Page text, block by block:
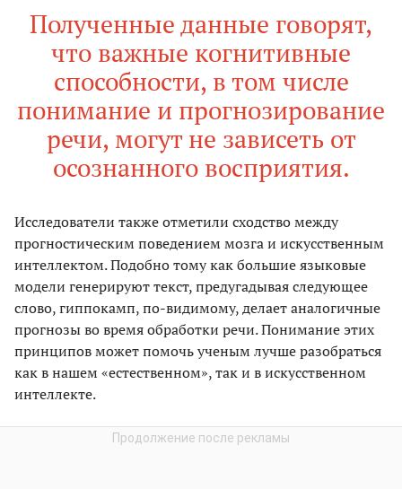
Полученные данные говорят,
что важные когнитивные
способности, в том числе
понимание и прогнозирование
речи, могут не зависеть от
осознанного восприятия.
Исследователи также отметили сходство между
прогностическим поведением мозга и искусственным
интеллектом. Подобно тому как большие языковые
модели генерируют текст, предугадывая следующее
слово, гиппокамп, по-видимому, делает аналогичные
прогнозы во время обработки речи. Понимание этих
принципов может помочь ученым лучше разобраться
как в нашем «естественном», так и в искусственном
интеллекте.